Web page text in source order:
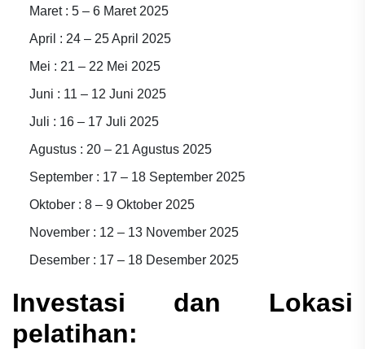
Maret : 5 – 6 Maret 2025
April : 24 – 25 April 2025
Mei : 21 – 22 Mei 2025
Juni : 11 – 12 Juni 2025
Juli : 16 – 17 Juli 2025
Agustus : 20 – 21 Agustus 2025
September : 17 – 18 September 2025
Oktober : 8 – 9 Oktober 2025
November : 12 – 13 November 2025
Desember : 17 – 18 Desember 2025
Investasi dan Lokasi
pelatihan: